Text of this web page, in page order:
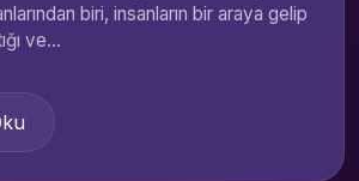
biri, insanların bir araya gelip
ve...